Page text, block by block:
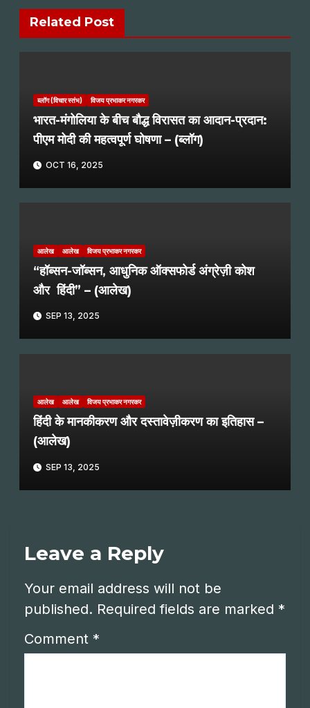
Related Post
ब्लॉग (विचार स्तंभ) विजय प्रभाकर नगरकर
भारत-मंगोलिया के बीच बौद्ध विरासत का आदान-प्रदान:
पीएम मोदी की महत्वपूर्ण घोषणा – (ब्लॉग)
OCT 16, 2025
आलेख आलेख विजय प्रभाकर नगरकर
“हॉब्सन-जॉब्सन, आधुनिक ऑक्सफोर्ड अंग्रेज़ी कोश
और हिंदी” – (आलेख)
SEP 13, 2025
आलेख आलेख विजय प्रभाकर नगरकर
हिंदी के मानकीकरण और दस्तावेज़ीकरण का इतिहास –
(आलेख)
SEP 13, 2025
Leave a Reply
Your email address will not be
published. Required fields are marked *
Comment *